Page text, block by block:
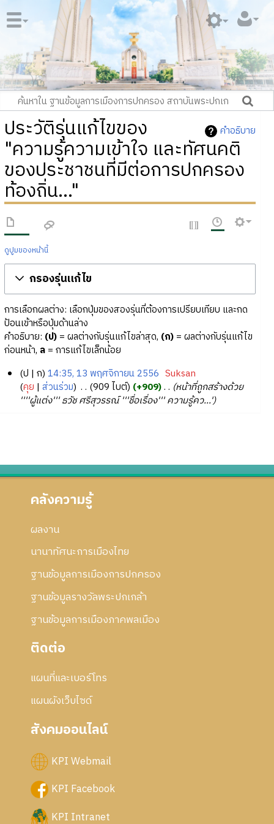
คำอธิบาย
ประวัติรุ่นแก้ไขของ
"ความรู้ความเข้าใจ และทัศนคติ
ของประชาชนที่มีต่อการปกครอง
ท้องถิ่น..."
ดูปูมของหน้านี้
กรองรุ่นแก้ไข
การเลือกผลต่าง: เลือกปุ่มของสองรุ่นที่ต้องการเปรียบเทียบ และกด
ป้อนเข้าหรือปุ่มด้านล่าง
คำอธิบาย: (ป)= ผลต่างกับรุ่นแก้ไขล่าสุด, (ก)= ผลต่างกับรุ่นแก้ไข
ก่อนหน้า, ล= การแก้ไขเล็กน้อย
จิ
ก
ป ก 14:35, 13 พฤศจิกายน 2556 Suksan
คุย ส่วนร่วม ‎ 909 ไบต์ +909 ‎
หน้าที่ถูกสร้างด้วย
''''ผู้แต่ง''' ธวัช ศรีสุวรรณ์ '''ชื่อเรื่อง''' ความรู้คว...'
คลังความรู้
ผลงาน
นานาทัศนะการเมืองไทย
ฐานข้อมูลการเมืองการปกครอง
ฐานข้อมูลรางวัลพระปกเกล้า
ฐานข้อมูลการเมืองภาคพลเมือง
ติดต่อ
แผนที่และเบอร์โทร
แผนผังเว็บไซด์
สังคมออนไลน์
KPI Webmail
KPI Facebook
KPI Intranet